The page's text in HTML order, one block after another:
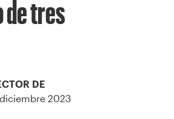
de tres
DE
diciembre 2023